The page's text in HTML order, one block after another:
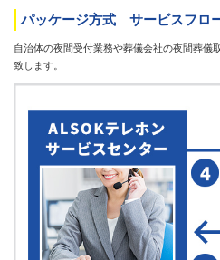
パッケージ方式 サービスフロ
自治体の夜間受付業務や葬儀会社の夜間葬儀
致します。